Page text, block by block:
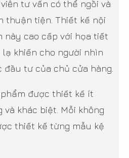
tư vấn có thể ngồi và
thuận tiện. Thiết kế nội
này cao cấp với họa tiết
khiến cho người nhìn
tư của chủ cửa hàng.
được thiết kế ít
khác biệt. Mỗi không
thiết kế từng mẫu kệ